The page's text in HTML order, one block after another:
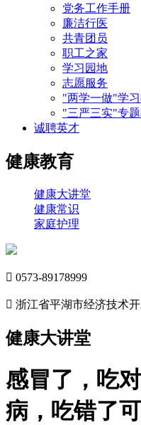
党务工作手册
廉洁行医
共青团员
职工之家
学习园地
志愿服务
"两学一做"学
"三严三实"专
诚聘英才
健康教育
健康大讲堂
健康常识
家庭护理
 0573-89178999
 浙江省平湖市经济技术
健康大讲堂
感冒了，吃
病，吃错了